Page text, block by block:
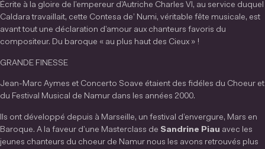
Écrite à la gloire de l’empereur d’Autriche Charles VI, au service duquel
Caldara travaillait, cette Contesa de’ Numi, véritable fête musicale, est
avant tout une déclaration d’amour aux chanteurs favoris du
compositeur. Du baroque « au plus haut des Cieux » !
GRANDE FINESSE
Jean-Marc Aymes et Concerto Soave étaient des fidéles du Choeur et
du Festival Musical de Namur dans les années 2000.
Ils ont développé depuis à Marseille, un festival d’envergure, Mars en
Baroque. A la faveur d’une Masterclass de Sandrine Piau avec les
jeunes chanteurs du choeur de Namur nous les avons retrouvés plus